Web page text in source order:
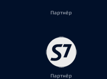
Партнёр
Партнёр